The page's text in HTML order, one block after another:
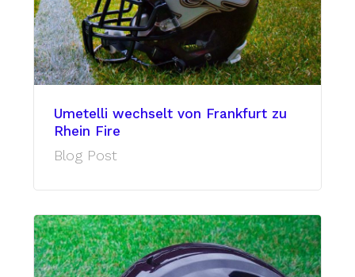
Umetelli wechselt von Frankfurt zu
Rhein Fire
Blog Post